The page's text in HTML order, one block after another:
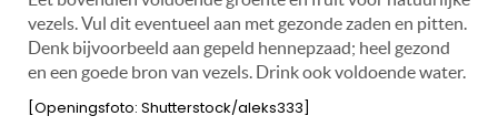
vezels. Vul dit eventueel aan met gezonde zaden en pitten.
Denk bijvoorbeeld aan gepeld hennepzaad; heel gezond
en een goede bron van vezels. Drink ook voldoende water.
[Openingsfoto: Shutterstock/aleks333]